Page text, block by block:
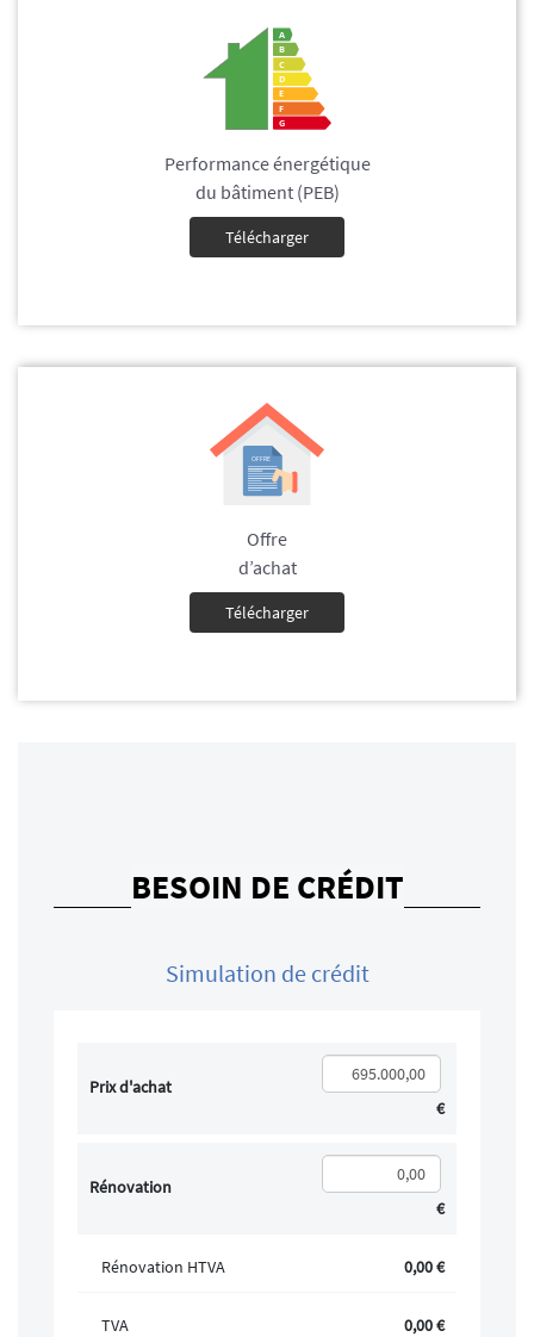
Performance énergétique
du bâtiment (PEB)
Télécharger
Offre
d’achat
Télécharger
BESOIN DE CRÉDIT
Simulation de crédit
Prix d'achat
€
Rénovation
€
Rénovation HTVA 0,00 €
TVA 0,00 €